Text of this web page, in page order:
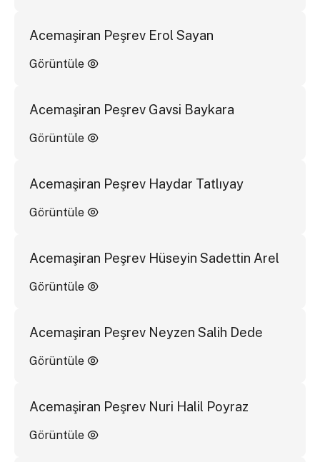
Acemaşiran Peşrev Erol Sayan
Görüntüle
Acemaşiran Peşrev Gavsi Baykara
Görüntüle
Acemaşiran Peşrev Haydar Tatlıyay
Görüntüle
Acemaşiran Peşrev Hüseyin Sadettin Arel
Görüntüle
Acemaşiran Peşrev Neyzen Salih Dede
Görüntüle
Acemaşiran Peşrev Nuri Halil Poyraz
Görüntüle